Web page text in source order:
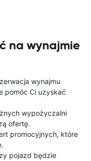
na wynajmie
wynajmu
pomóc Ci uzyskać
wypożyczalni
ofertę.
promocyjnych, które
pojazd będzie